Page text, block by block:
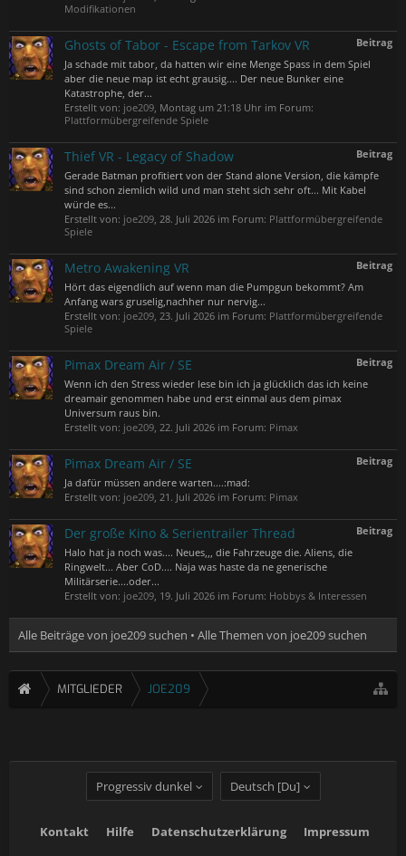
Modifikationen
Beitrag
Ghosts of Tabor - Escape from Tarkov VR
Ja schade mit tabor, da hatten wir eine Menge Spass in dem Spiel
aber die neue map ist echt grausig.... Der neue Bunker eine
Katastrophe, der...
Erstellt von: joe209, Montag um 21:18 Uhr im Forum:
Plattformübergreifende Spiele
Beitrag
Thief VR - Legacy of Shadow
Gerade Batman profitiert von der Stand alone Version, die kämpfe
sind schon ziemlich wild und man steht sich sehr oft... Mit Kabel
würde es...
Erstellt von: joe209, 28. Juli 2026 im Forum: Plattformübergreifende
Spiele
Beitrag
Metro Awakening VR
Hört das eigendlich auf wenn man die Pumpgun bekommt? Am
Anfang wars gruselig,nachher nur nervig...
Erstellt von: joe209, 23. Juli 2026 im Forum: Plattformübergreifende
Spiele
Beitrag
Pimax Dream Air / SE
Wenn ich den Stress wieder lese bin ich ja glücklich das ich keine
dreamair genommen habe und erst einmal aus dem pimax
Universum raus bin.
Erstellt von: joe209, 22. Juli 2026 im Forum: Pimax
Beitrag
Pimax Dream Air / SE
Ja dafür müssen andere warten....:mad:
Erstellt von: joe209, 21. Juli 2026 im Forum: Pimax
Beitrag
Der große Kino & Serientrailer Thread
Halo hat ja noch was.... Neues,,, die Fahrzeuge die. Aliens, die
Ringwelt... Aber CoD.... Naja was haste da ne generische
Militärserie....oder...
Erstellt von: joe209, 19. Juli 2026 im Forum: Hobbys & Interessen
Alle Beiträge von joe209 suchen Alle Themen von joe209 suchen
MITGLIEDER JOE209
Progressiv dunkel Deutsch [Du]
Kontakt Hilfe Datenschutzerklärung Impressum